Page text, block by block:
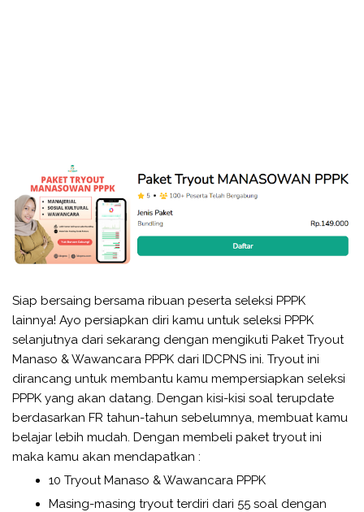
Siap bersaing bersama ribuan peserta seleksi PPPK
lainnya! Ayo persiapkan diri kamu untuk seleksi PPPK
selanjutnya dari sekarang dengan mengikuti Paket Tryout
Manaso & Wawancara PPPK dari IDCPNS ini. Tryout ini
dirancang untuk membantu kamu mempersiapkan seleksi
PPPK yang akan datang. Dengan kisi-kisi soal terupdate
berdasarkan FR tahun-tahun sebelumnya, membuat kamu
belajar lebih mudah. Dengan membeli paket tryout ini
maka kamu akan mendapatkan :
10 Tryout Manaso & Wawancara PPPK
Masing-masing tryout terdiri dari 55 soal dengan